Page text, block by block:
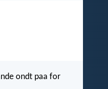
ondt paa for